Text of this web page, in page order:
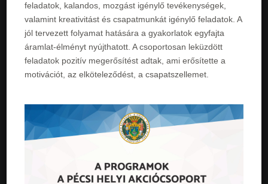
feladatok, kalandos, mozgást igénylő tevékenységek,
valamint kreativitást és csapatmunkát igénylő feladatok. A
jól tervezett folyamat hatására a gyakorlatok egyfajta
áramlat-­élményt nyújthatott. A csoportosan leküzdött
feladatok pozitív megerősítést adtak, ami erősítette a
motivációt, az elköteleződést, a csapatszellemet.